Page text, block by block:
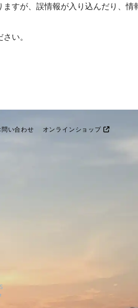
すが、誤情報が入り込んだり、
い。
問い合わせ オンラインショップ